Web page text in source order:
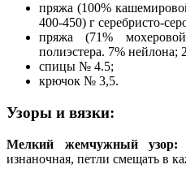
пряжа (100%
400-450) г серебристо-
пряжа (71%
полиэстера. 7%
спицы № 4.5;
крючок № 3,5.
Узоры и вязки:
Мелкий жемчужный узор:
изнаночная, петли смещать в